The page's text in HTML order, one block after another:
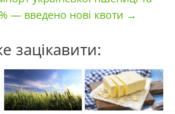
— введено нові квоти →
зацікавити: